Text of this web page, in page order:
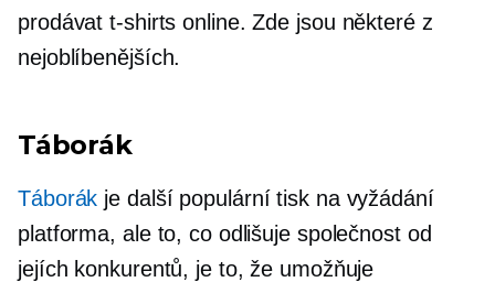
prodávatt-shirts online. Zde jsou některé z
nejoblíbenějších.
Táborák
Táborák je další populárnítisk na vyžádání
platforma, ale to, co odlišuje společnost od
jejích konkurentů, je to, že umožňuje